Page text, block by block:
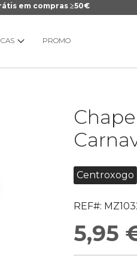
em compras ≥50€
PROMO
Centroxogo
REF#:
5,95
início
Galeria
imagens